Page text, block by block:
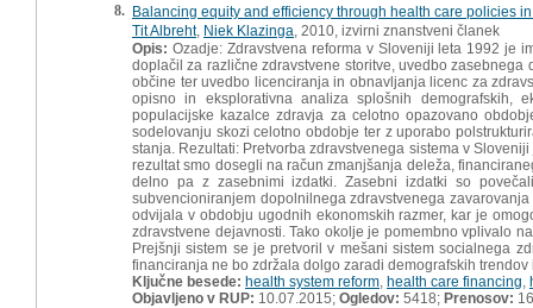
8. Balancing equity and efficiency through health care policies
Tit Albreht, Niek Klazinga , 2010, izvirni znanstveni članek
Opis: Ozadje: Zdravstvena reforma v Sloveniji leta 1992 je
doplačil za različne zdravstvene storitve, uvedbo
občine ter uvedbo licenciranja in obnavljanja licenc za
opisno in eksplorativna analiza splošnih demografskih,
populacijske kazalce zdravja za celotno opazovano
sodelovanju skozi celotno obdobje ter z uporabo
stanja. Rezultati: Pretvorba zdravstvenega sistema v
rezultat smo dosegli na račun zmanjšanja deleža,
delno pa z zasebnimi izdatki. Zasebni izdatki so
subvencioniranjem dopolnilnega zdravstvenega
odvijala v obdobju ugodnih ekonomskih razmer, kar je
zdravstvene dejavnosti. Tako okolje je pomembno vplivalo
Prejšnji sistem se je pretvoril v mešani sistem socialnega
financiranja ne bo zdržala dolgo zaradi demografskih
Ključne besede: health system reform health care financing
Objavljeno v RUP: 10.07.2015; Ogledov: 5418; Prenosov: